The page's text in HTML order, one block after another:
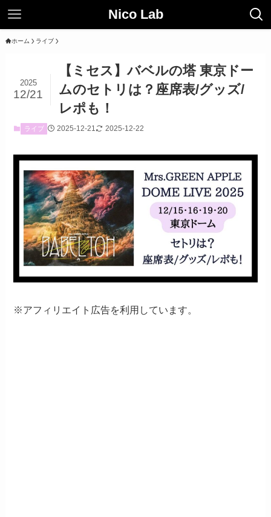
Nico Lab
ホーム ライブ
【ミセス】バベルの塔 東京ドー
ムのセトリは？座席表/グッズ/
レポも！
2025
12/21
ライブ 2025-12-21 2025-12-22
※アフィリエイト広告を利用しています。